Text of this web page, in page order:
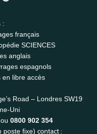
:
français
SCIENCES
anglais
espagnols
libre accès
Road – Londres SW19
Uni
ou 0800 902 354
poste fixe) contact :